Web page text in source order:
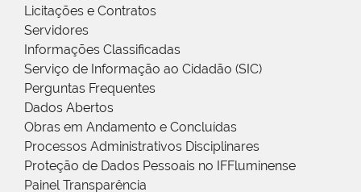
Licitações e Contratos
Servidores
Informações Classificadas
Serviço de Informação ao Cidadão (SIC)
Perguntas Frequentes
Dados Abertos
Obras em Andamento e Concluídas
Processos Administrativos Disciplinares
Proteção de Dados Pessoais no IFFluminense
Painel Transparência